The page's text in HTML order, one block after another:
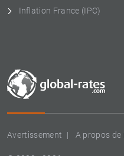
Avertissement A propos de
Inflation France (IPC)